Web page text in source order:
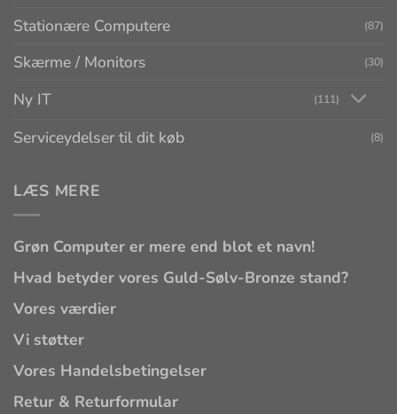
Stationære Computere (87)
Skærme / Monitors (30)
Ny IT (111)
Serviceydelser til dit køb (8)
LÆS MERE
Grøn Computer er mere end blot et navn!
Hvad betyder vores Guld-Sølv-Bronze stand?
Vores værdier
Vi støtter
Vores Handelsbetingelser
Retur & Returformular